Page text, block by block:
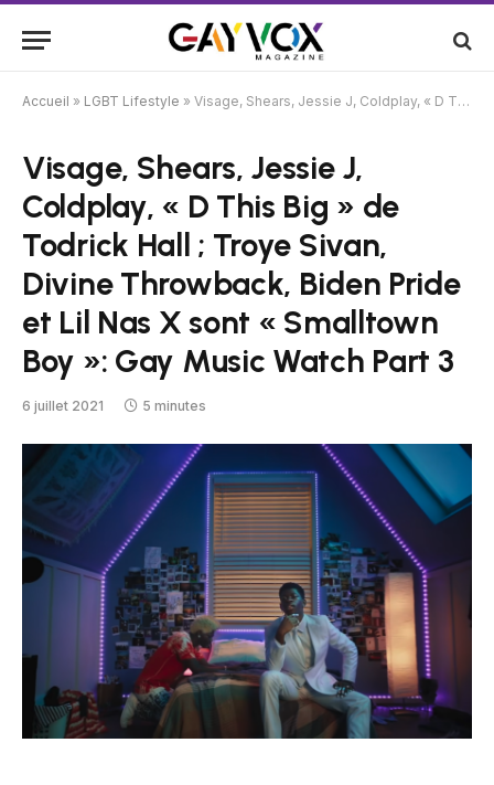
Accueil » LGBT Lifestyle » Visage, Shears, Jessie J, Coldplay, « D This Big » de Todrick Hall ; Troye Sivan, Divine Throwback, Biden Pride et Lil Nas X sont « Smalltown Boy »: Gay Music Watch Part 3
Visage, Shears, Jessie J,
Coldplay, « D This Big » de
Todrick Hall ; Troye Sivan,
Divine Throwback, Biden Pride
et Lil Nas X sont « Smalltown
Boy »: Gay Music Watch Part 3
6 juillet 2021 5 minutes